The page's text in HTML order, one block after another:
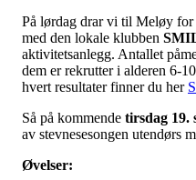
På lørdag drar vi til Meløy for
med den lokale klubben
aktivitetsanlegg. Antallet
dem er rekrutter i alderen 6-
hvert resultater finner du her
Så på kommende tirsdag 19.
av stevnesesongen utendørs
Øvelser: